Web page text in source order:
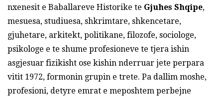
nxenesit e Baballareve Historike te Gjuhes Shqipe,
mesuesa, studiuesa, shkrimtare, shkencetare,
gjuhetare, arkitekt, politikane, filozofe, sociologe,
psikologe e te shume profesioneve te tjera ishin
asgjesuar fizikisht ose kishin nderruar jete perpara
vitit 1972, formonin grupin e trete. Pa dallim moshe,
profesioni, detyre emrat e meposhtem perbejne